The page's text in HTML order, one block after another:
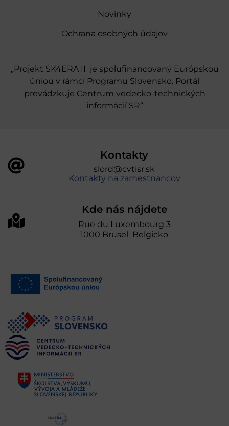
Novinky
Ochrana osobných údajov
„Projekt SK4ERA II je spolufinancovaný Európskou
úniou v rámci Programu Slovensko. Portál
prevádzkuje Centrum vedecko-technických
informácií SR“
Kontakty
slord@cvtisr.sk
Kontakty na zamestnancov
Kde nás nájdete
Rue du Luxembourg 3
1000 Brusel Belgicko